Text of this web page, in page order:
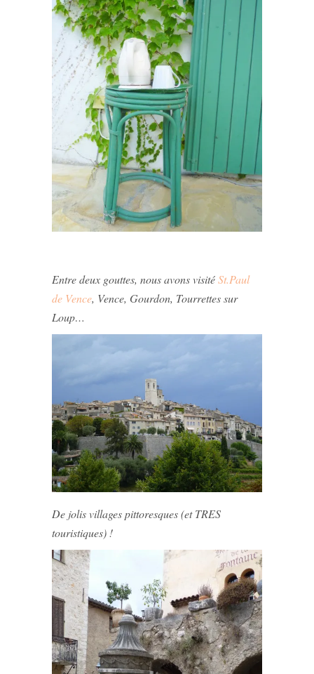
Entre deux gouttes, nous avons visitéSt.Paul
de Vence, Vence, Gourdon, Tourrettes sur
Loup…
De jolis villages pittoresques (et TRES
touristiques) !